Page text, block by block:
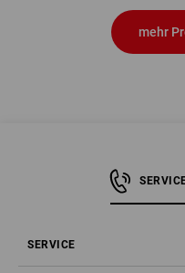
mehr
SERVICE